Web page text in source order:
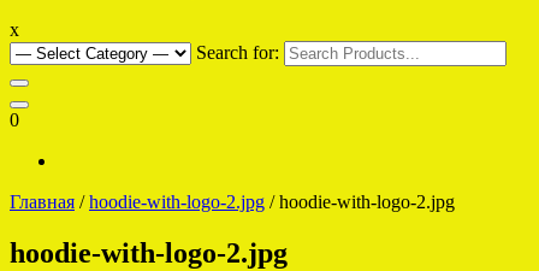
x
Search for:
0
Главная /hoodie-with-logo-2.jpg / hoodie-with-logo-2.jpg
hoodie-with-logo-2.jpg